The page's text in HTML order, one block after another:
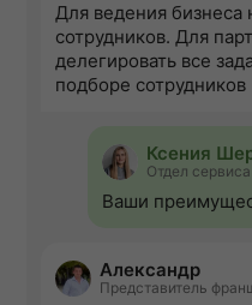
Для ведения бизнеса
сотрудников. Для
делегировать все
подборе сотрудников
Ксения
Отдел
Ваши
Александр
Представитель